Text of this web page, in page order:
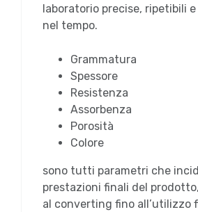
laboratorio precise, ripetibili
nel tempo.
Grammatura
Spessore
Resistenza
Assorbenza
Porosità
Colore
sono tutti parametri che
prestazioni finali del
al converting fino all’utilizzo